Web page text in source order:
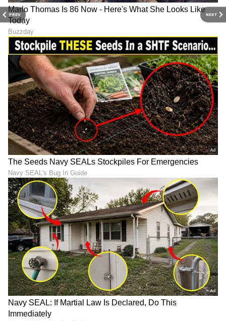
PREV NEXT
ಚಂದ್ರ ಗ್ರಹಣದ ದಿನವೇ ರಕ್ಷಾ
ಬಂಧನ: ಹಾಗಿದ್ದರೆ ರಾಖಿ ಹಬ್ಬದ
ನಿಜವಾದ ಮುಹೂರ್ತ ಯಾವುದು?
ಇಲ್ಲಿದೆ ಡಿಟೇಲ್ಸ್​
ಸಿಂಹ ರಾಶಿಯಲ್ಲಿ ಸೂರ್ಯನ
ವಸೀಕರ ರಾಜಯೋಗ, ಈ 4
ರಾಶಿಯವರಿಗೆ ಕೋಟಿ ಕೋಟಿ
ಸಂಪತ್ತು
Vastu for wallet: ಪರ್ಸ್‌ನಲ್ಲಿ
ಈ ಫೋಟೋ ಇಟ್ಕೊಳ್ಳಿ, ಆ ವಸ್ತು
ಎಸೆದುಬಿಡಿ.. ಯಾಕೆಂದು ತಿಳ್ಕೊಳ್ಳಿ
ಕೈ-ಕಾಲಿಗೆ ಹಚ್ಚುವ ಮೆಹಂದಿ ಗಾಢ
ಬಣ್ಣ ಬರಬೇಕಾ? ಸುಲಭದ ಟಿಪ್ಸ್​
ಫಾಲೋ ಮಾಡಿ ಅಂದ ನೋಡಿ
LATEST VIDEOS
"ರಾಜಕೀಯ ಬೇಡ, ಸಿನಿಮಾನೇ ಪ್ರಾಣ":
ಕನಕೋತ್ಸವದಲ್ಲಿ ರಿಷಬ್ ಶೆಟ್ಟಿ | Rishab